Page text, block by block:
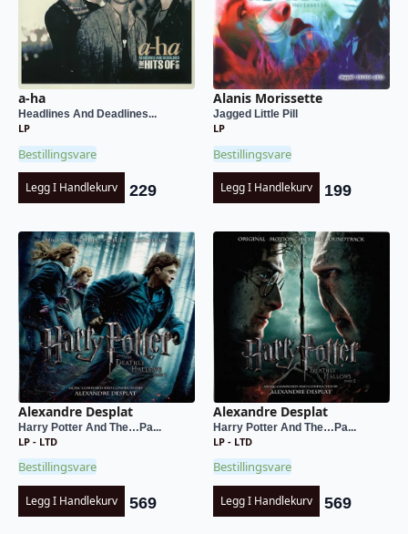
a-ha
Headlines And Deadlines...
LP
Bestillingsvare
Legg I Handlekurv 229
Alanis Morissette
Jagged Little Pill
LP
Bestillingsvare
Legg I Handlekurv 199
Alexandre Desplat
Harry Potter And The…Pa...
LP - LTD
Bestillingsvare
Legg I Handlekurv 569
Alexandre Desplat
Harry Potter And The…Pa...
LP - LTD
Bestillingsvare
Legg I Handlekurv 569